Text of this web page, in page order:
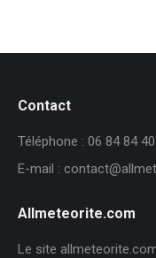
Contact
Téléphone : 06 84 84 40
E-mail :
Allmeteorite.com
Le site